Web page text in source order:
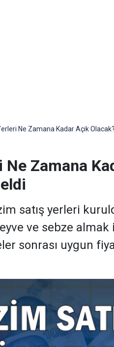
Ne Zamana Kadar Açık
Zamana
satış yerleri
ve sebze almak
sonrası uygun